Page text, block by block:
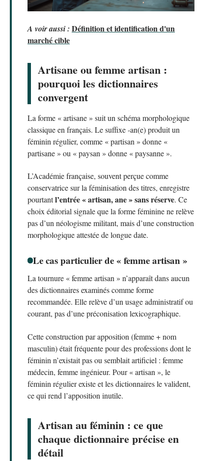
A voir aussi : Définition et identification d'un
marché cible
Artisane ou femme artisan :
pourquoi les dictionnaires
convergent
La forme « artisane » suit un schéma morphologique
classique en français. Le suffixe -an(e) produit un
féminin régulier, comme « partisan » donne «
partisane » ou « paysan » donne « paysanne ».
L’Académie française, souvent perçue comme
conservatrice sur la féminisation des titres, enregistre
pourtantl’entrée « artisan, ane » sans réserve. Ce
choix éditorial signale que la forme féminine ne relève
pas d’un néologisme militant, mais d’une construction
morphologique attestée de longue date.
Le cas particulier de « femme artisan »
La tournure « femme artisan » n’apparaît dans aucun
des dictionnaires examinés comme forme
recommandée. Elle relève d’un usage administratif ou
courant, pas d’une préconisation lexicographique.
Cette construction par apposition (femme + nom
masculin) était fréquente pour des professions dont le
féminin n’existait pas ou semblait artificiel : femme
médecin, femme ingénieur. Pour « artisan », le
féminin régulier existe et les dictionnaires le valident,
ce qui rend l’apposition inutile.
Artisan au féminin : ce que
chaque dictionnaire précise en
détail